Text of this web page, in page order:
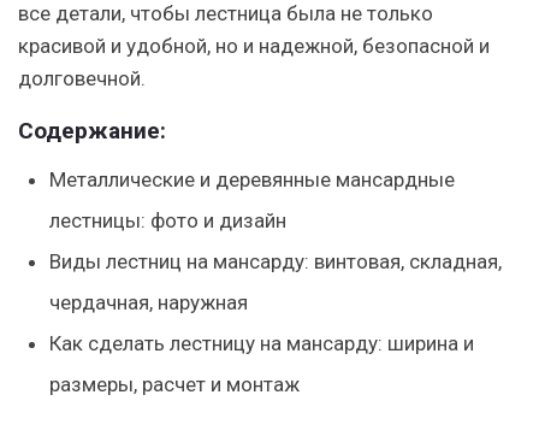
все детали, чтобы лестница была не только
красивой и удобной, но и надежной, безопасной и
долговечной.
Содержание:
Металлические и деревянные мансардные
лестницы: фото и дизайн
Виды лестниц на мансарду: винтовая, складная,
чердачная, наружная
Как сделать лестницу на мансарду: ширина и
размеры, расчет и монтаж